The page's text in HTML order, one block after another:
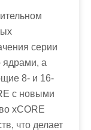
серии
ядрами, а
8- и 16-
с новыми
xCORE
что делает